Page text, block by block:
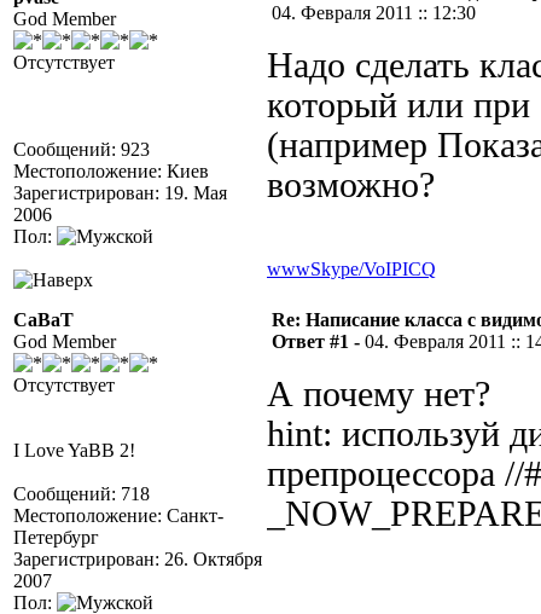
God Member
Отсутствует
Сообщений: 923
Местоположение: Киев
Зарегистрирован: 19. Мая
2006
Пол:
04. Февраля 2011 :: 12:30
Надо сделать
который или при
(например
возможно?
wwwSkype/VoIPICQ
CaBaT
God Member
Отсутствует
I Love YaBB 2!
Сообщений: 718
Местоположение: Санкт-
Петербург
Зарегистрирован: 26. Октября
2007
Пол:
Re: Написание класса с
Ответ #1 - 04. Февраля 2011 ::
А почему нет?
hint: используй
препроцессора //